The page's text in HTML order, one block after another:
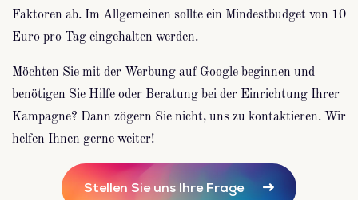
Faktoren ab. Im Allgemeinen sollte ein Mindestbudget von 10
Euro pro Tag eingehalten werden.
Möchten Sie mit der Werbung auf Google beginnen und
benötigen Sie Hilfe oder Beratung bei der Einrichtung Ihrer
Kampagne? Dann zögern Sie nicht, uns zu kontaktieren. Wir
helfen Ihnen gerne weiter!
Stellen Sie uns Ihre Frage